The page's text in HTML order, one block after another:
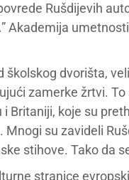
Rušdijevih
Akademija
školskog dvorišta,
zamerke žrtvi.
i Britaniji, koje su
Mnogi su zavideli
stihove. Tako da
stranice